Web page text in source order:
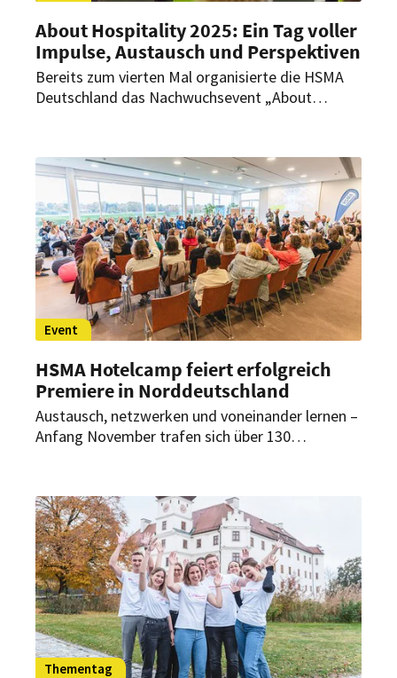
About Hospitality 2025: Ein Tag voller
Impulse, Austausch und Perspektiven
Bereits zum vierten Mal organisierte die HSMA
Deutschland das Nachwuchsevent „About
interaktiven Austausch zwischen Wissensgebern,
Chancengebern und neugierigen Talenten zu den
aktuellen und zukünftigen Entwicklungen der
Hotellerie.
Event
HSMA Hotelcamp feiert erfolgreich
Premiere in Norddeutschland
Austausch, netzwerken und voneinander lernen –
Anfang November trafen sich über 130
Galopprennbahn in Bremen. Das Barcamp-
Format, das seit 2008 fester Bestandteil der
etablierten Events innerhalb der Branche ist,
fand damit zum ersten Mal in Norddeutschland
statt.
Thementag